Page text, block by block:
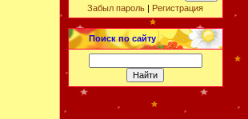
Забыл пароль | Регистрация
Поиск по сайту